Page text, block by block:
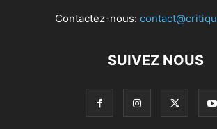
Contactez-nous:
SUIVEZ NOUS